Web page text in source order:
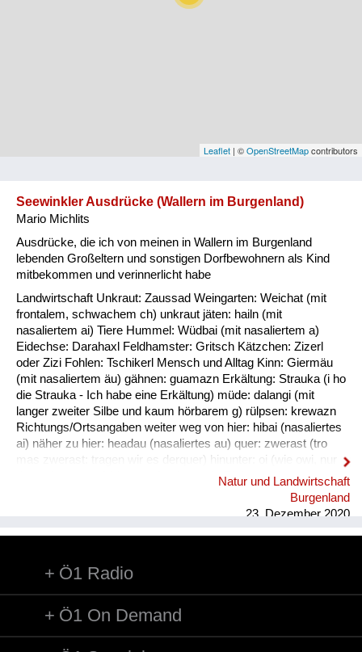
Oberösterreich
Vorarlberg
Natur und Landwirtschaft
Fluchen und Reden
Mensch, Tier und Alltag
Schmankerln und
Kulinarisches
Leaflet | ©OpenStreetMapcontributors
Seewinkler Ausdrücke (Wallern im Burgenland)
Mario Michlits
Ausdrücke, die ich von meinen in Wallern im Burgenland
lebenden Großeltern und sonstigen Dorfbewohnern als Kind
mitbekommen und verinnerlicht habe
Landwirtschaft Unkraut: Zaussad Weingarten: Weichat (mit
frontalem, schwachem ch) unkraut jäten: hailn (mit
nasaliertem ai) Tiere Hummel: Wüdbai (mit nasaliertem a)
Eidechse: Darahaxl Feldhamster: Gritsch Kätzchen: Zizerl
oder Zizi Fohlen: Tschikerl Mensch und Alltag Kinn: Giermäu
(mit nasaliertem äu) gähnen: guamazn Erkältung: Strauka (i ho
die Strauka - Ich habe eine Erkältung) müde: dalangi (mit
langer zweiter Silbe und kaum hörbarem g) rülpsen: krewazn
Richtungs/Ortsangaben weiter weg von hier: hibai (nasaliertes
ai) näher zu hier: headau (nasaliertes au) quer: zwerast (tro
mas zwerast: tragen wir es derquer) hinunter: oi (wie owi, nur
das w ist stumm) hinunter (und zwar in Richtung des
Sprechers): oana (kim oana - komm herunter, und zwar zu
mir) weg: dui (kais dui - wirf es weg) werfen: kai (nasaliertes
Natur und Landwirtschaft
Burgenland
23. Dezember 2020
Ö1 Radio
Ö1 On Demand